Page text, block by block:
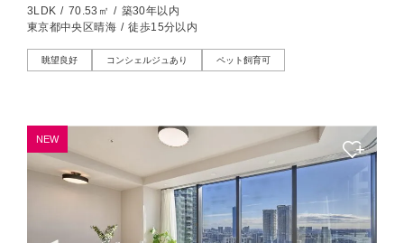
3LDK / 70.53㎡ / 築30年以内
東京都中央区晴海 / 徒歩15分以内
眺望良好 コンシェルジュあり ペット飼育可
NEW